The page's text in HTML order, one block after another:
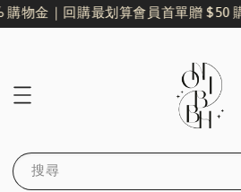
金｜回購最划算會員首單贈 $50 購
搜尋